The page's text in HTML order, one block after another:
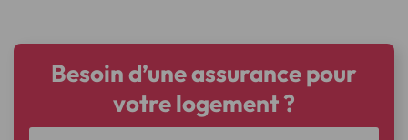
Besoin d’une assurance pour
votre logement ?